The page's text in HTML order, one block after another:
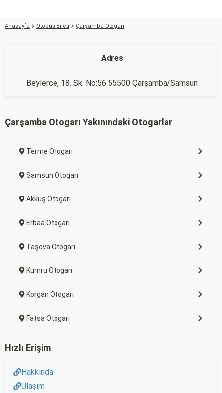
Anasayfa Otobüs Bileti Çarşamba Otogarı
Adres
Beylerce, 18. Sk. No:56 55500 Çarşamba/Samsun
Çarşamba Otogarı Yakınındaki Otogarlar
Terme Otogarı
Samsun Otogarı
Akkuş Otogarı
Erbaa Otogarı
Taşova Otogarı
Kumru Otogarı
Korgan Otogarı
Fatsa Otogarı
Hızlı Erişim
Hakkında
Ulaşım